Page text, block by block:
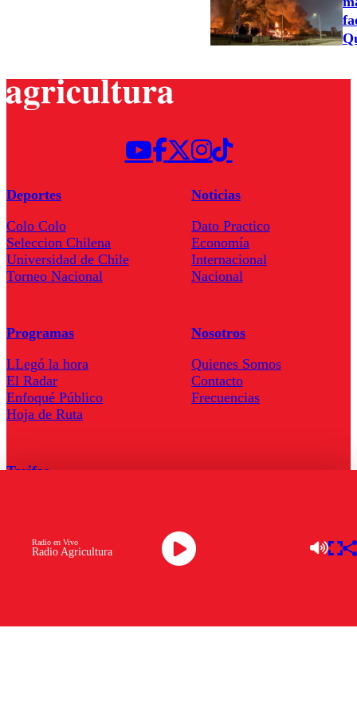
Radio Agricultura
Radio en Vivo
Deportes
Colo Colo
Seleccion Chilena
Universidad de Chile
Torneo Nacional
Noticias
Dato Practico
Economía
Internacional
Nacional
Programas
LLegó la hora
El Radar
Enfoqué Público
Hoja de Ruta
Nosotros
Quienes Somos
Contacto
Frecuencias
Tarifas
Descarga la APP